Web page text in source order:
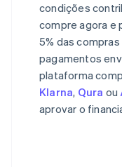
condições
compre agora e
5% das compras
pagamentos
plataforma
Klarna, Qura ou
aprovar o